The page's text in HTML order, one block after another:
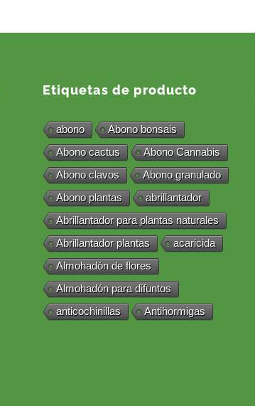
Etiquetas de producto
abono
Abono bonsais
Abono cactus
Abono Cannabis
Abono clavos
Abono granulado
Abono plantas
abrillantador
Abrillantador para plantas naturales
Abrillantador plantas
acaricida
Almohadón de flores
Almohadón para difuntos
anticochinillas
Antihormigas